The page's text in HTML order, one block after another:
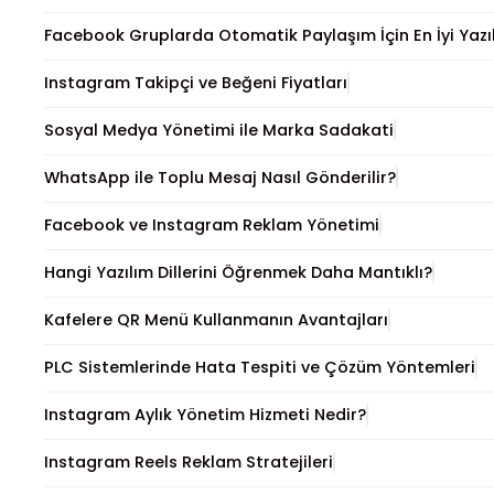
Facebook Gruplarda Otomatik Paylaşım İçin En İyi
Instagram Takipçi ve Beğeni Fiyatları
Sosyal Medya Yönetimi ile Marka Sadakati
WhatsApp ile Toplu Mesaj Nasıl Gönderilir?
Facebook ve Instagram Reklam Yönetimi
Hangi Yazılım Dillerini Öğrenmek Daha Mantıklı?
Kafelere QR Menü Kullanmanın Avantajları
PLC Sistemlerinde Hata Tespiti ve Çözüm Yöntemleri
Instagram Aylık Yönetim Hizmeti Nedir?
Instagram Reels Reklam Stratejileri